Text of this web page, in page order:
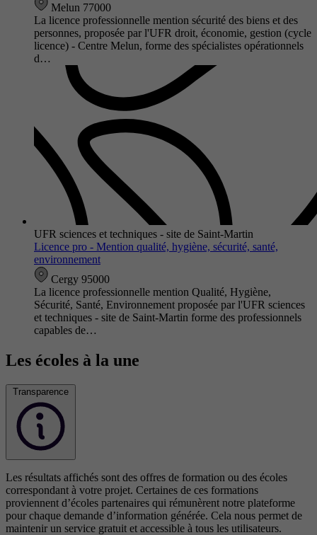
Melun 77000
La licence professionnelle mention sécurité des biens et des
personnes, proposée par l'UFR droit, économie, gestion (cycle
licence) - Centre Melun, forme des spécialistes opérationnels
d…
UFR sciences et techniques - site de Saint-Martin
Licence pro - Mention qualité, hygiène, sécurité, santé,
environnement
Cergy 95000
La licence professionnelle mention Qualité, Hygiène,
Sécurité, Santé, Environnement proposée par l'UFR sciences
et techniques - site de Saint-Martin forme des professionnels
capables de…
Les écoles à la une
Transparence
Les résultats affichés sont des offres de formation ou des écoles
correspondant à votre projet. Certaines de ces formations
proviennent d’écoles partenaires qui rémunèrent notre plateforme
pour chaque demande d’information générée. Cela nous permet de
maintenir un service gratuit et accessible à tous les utilisateurs.